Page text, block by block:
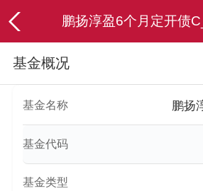
鹏扬淳盈6个月定开债
基金概况
基金名称 鹏扬
基金代码
基金类型